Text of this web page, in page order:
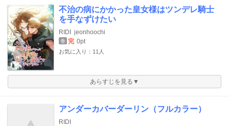
不治の病にかかった皇女様はツンデレ騎士
を手なずけたい
RIDI jeonhoochi
巻 完 0pt
お気に入り：11人
あらすじを見る▼
アンダーカバーダーリン（フルカラー）
RIDI